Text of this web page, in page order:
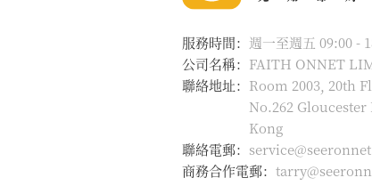
服務時間： 週一至週五 09:00 -
公司名稱： FAITH ONNET
聯絡地址： Room 2003, 20th
No.262 Gloucester
Kong
聯絡電郵：
商務合作電郵：